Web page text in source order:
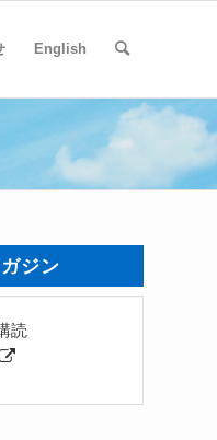
English
ジン
読